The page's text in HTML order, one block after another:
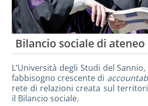
Bilancio sociale di ateneo
L’Università degli Studi del
fabbisogno crescente di
rete di relazioni creata sul
il Bilancio sociale.